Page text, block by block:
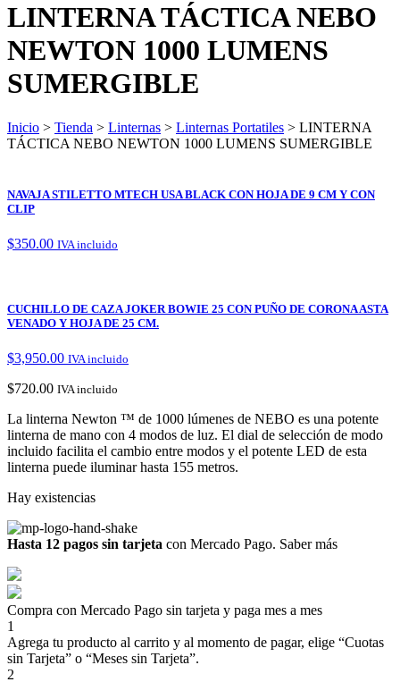
LINTERNA TÁCTICA NEBO
NEWTON 1000 LUMENS
SUMERGIBLE
Inicio > Tienda > Linternas > Linternas Portatiles > LINTERNA
TÁCTICA NEBO NEWTON 1000 LUMENS SUMERGIBLE
NAVAJA STILETTO MTECH USA BLACK CON HOJA DE 9 CM Y CON
CLIP
$350.00 IVA incluido
CUCHILLO DE CAZA JOKER BOWIE 25 CON PUÑO DE CORONA ASTA
VENADO Y HOJA DE 25 CM.
$3,950.00 IVA incluido
$720.00 IVA incluido
La linterna Newton ™ de 1000 lúmenes de NEBO es una potente
linterna de mano con 4 modos de luz. El dial de selección de modo
incluido facilita el cambio entre modos y el potente LED de esta
linterna puede iluminar hasta 155 metros.
Hay existencias
Hasta 12 pagos sin tarjeta con Mercado Pago. Saber más
Compra con Mercado Pago sin tarjeta y paga mes a mes
1
Agrega tu producto al carrito y al momento de pagar, elige “Cuotas
sin Tarjeta” o “Meses sin Tarjeta”.
2